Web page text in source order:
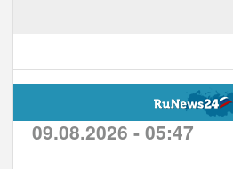
09.08.2026 - 05:47